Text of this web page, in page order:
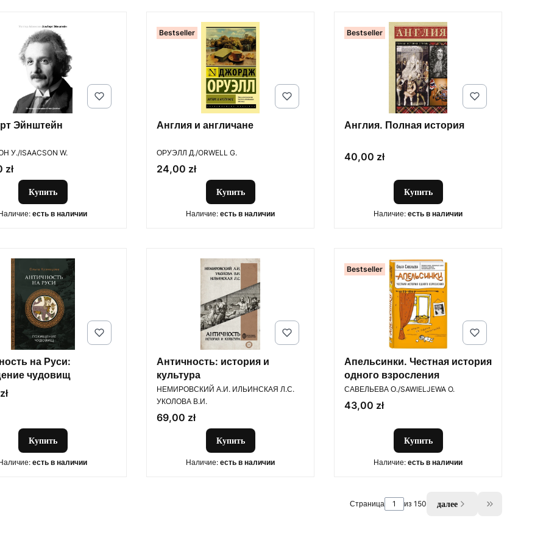
Эйнштейн
У./ISAACSON W.
zł
Купить
есть в наличии
Bestseller
Англия и англичане
ПРОИЗВОДИТЕЛЬ
ОРУЭЛЛ Д./ORWELL G.
Цена
24,00 zł
Купить
Наличие: есть в наличии
Bestseller
Англия. Полная история
Цена
40,00 zł
Купить
Наличие: есть в наличии
на Руси:
чудовищ
Купить
есть в наличии
Античность: история и
культура
ПРОИЗВОДИТЕЛЬ
НЕМИРОВСКИЙ А.И. ИЛЬИНСКАЯ Л.С.
УКОЛОВА В.И.
Цена
69,00 zł
Купить
Наличие: есть в наличии
Bestseller
Апельсинки. Честная история
одного взросления
ПРОИЗВОДИТЕЛЬ
САВЕЛЬЕВА О./SAWIELJEWA O.
Цена
43,00 zł
Купить
Наличие: есть в наличии
Страница из 150 далее Go to the